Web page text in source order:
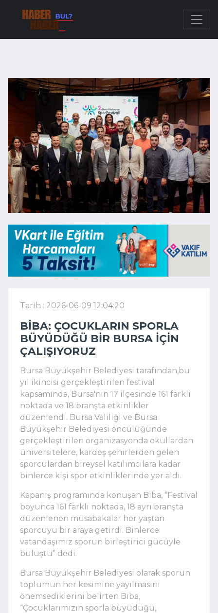
Tarih : 2026-06-09 12:04:20
BIBA: ÇOCUKLARIN SPORLA
BÜYÜDÜĞÜ BIR BURSA IÇIN
ÇALIŞIYORUZ
Bursa Büyükşehir Belediyesi tarafından,bu
yıl ikincisi gerçekleştirilen festival
kapsamında, Bursa'nın 17 ilçesinde 161 farklı
noktada ve 18 branşta etkinlikler
düzenlendi. Bursa Valiliği ve Bursa
Büyükşehir Belediyesi öncülüğünde
gerçekleştirilen organizasyonda okullardan
üniversitelere, kardeş şehirlerden gelen
sporculardan bireysel katılımcılara kadar
binlerce kişi spor etkinliklerinde yer aldı.
Kapanış programında konuşan Biba, “Festival
boyunca 161 farklı noktada, 18 ayrı branşta
düzenlenen müsabakalar her yaştan
sporcuyu bir araya getirdi. Binlerce
vatandaşımız sporun birleştirici gücüyle
buluştu” dedi.
Bursa Büyükşehir Belediyesi olarak sporun
toplumun her kesimine yayılmasını
önemsediklerini belirten Biba,
“Çocuklarımızın sporla büyüdüğü,